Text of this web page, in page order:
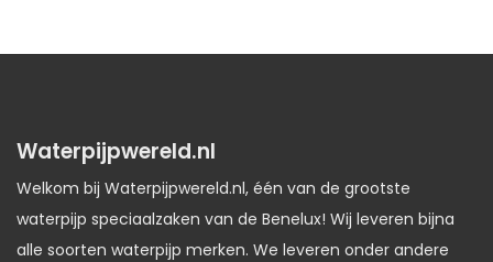
Waterpijpwereld.nl
Welkom bij Waterpijpwereld.nl, één van de grootste
waterpijp speciaalzaken van de Benelux! Wij leveren bijna
alle soorten waterpijp merken. We leveren onder andere